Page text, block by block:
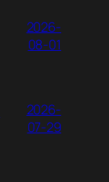
2026-
08-01
2026-
07-29